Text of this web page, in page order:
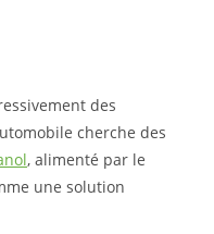
des
cherche des
, alimenté par le
une solution